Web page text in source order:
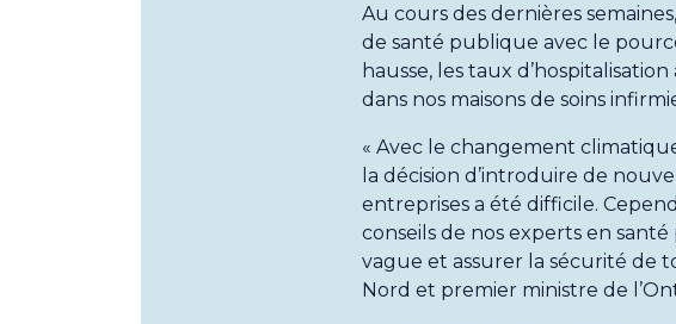
Au cours des dernières
de santé publique avec le
hausse, les taux
dans nos maisons de soins
« Avec le changement
la décision d’introduire de
entreprises a été difficile.
conseils de nos experts en
vague et assurer la sécurité de
Nord et premier ministre de